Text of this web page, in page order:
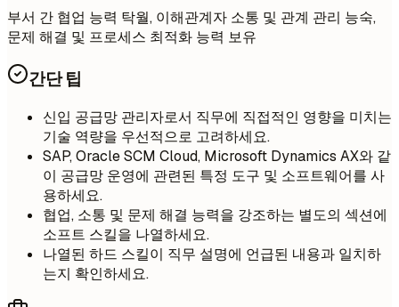
부서 간 협업 능력 탁월, 이해관계자 소통 및 관계 관리 능숙,
문제 해결 및 프로세스 최적화 능력 보유
간단 팁
신입 공급망 관리자로서 직무에 직접적인 영향을 미치는
기술 역량을 우선적으로 고려하세요.
SAP, Oracle SCM Cloud, Microsoft Dynamics AX와 같
이 공급망 운영에 관련된 특정 도구 및 소프트웨어를 사
용하세요.
협업, 소통 및 문제 해결 능력을 강조하는 별도의 섹션에
소프트 스킬을 나열하세요.
나열된 하드 스킬이 직무 설명에 언급된 내용과 일치하
는지 확인하세요.